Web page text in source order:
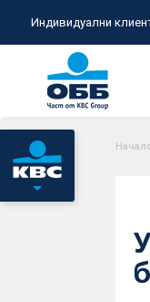
Индивидуални